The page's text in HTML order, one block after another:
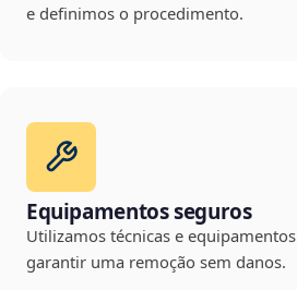
e definimos o procedimento.
Equipamentos seguros
Utilizamos técnicas e
garantir uma remoção sem danos.